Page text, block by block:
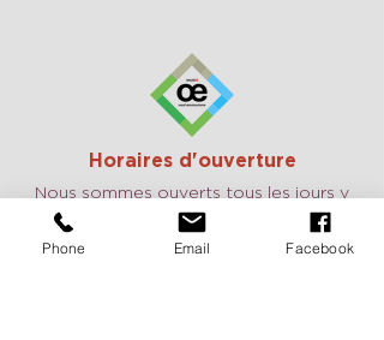
Horaires d'ouverture
Nous sommes ouverts tous les jours y
compris le week-end sur demande.
N'hésitez pas à nous contacter pour
convenir d'un RDV.
Phone Email Facebook